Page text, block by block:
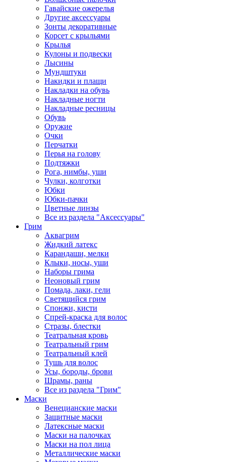
Гавайские ожерелья
Другие аксессуары
Зонты декоративные
Корсет с крыльями
Крылья
Кулоны и подвески
Лысины
Мундштуки
Накидки и плащи
Накладки на обувь
Накладные ногти
Накладные ресницы
Обувь
Оружие
Очки
Перчатки
Перья на голову
Подтяжки
Рога, нимбы, уши
Чулки, колготки
Юбки
Юбки-пачки
Цветные линзы
Все из раздела "Аксессуары"
Грим
Аквагрим
Жидкий латекс
Карандаши, мелки
Клыки, носы, уши
Наборы грима
Неоновый грим
Помада, лаки, гели
Светящийся грим
Спонжи, кисти
Спрей-краска для волос
Стразы, блестки
Театральная кровь
Театральный грим
Театральный клей
Тушь для волос
Усы, бороды, брови
Шрамы, раны
Все из раздела "Грим"
Маски
Венецианские маски
Защитные маски
Латексные маски
Маски на палочках
Маски на пол лица
Металлические маски